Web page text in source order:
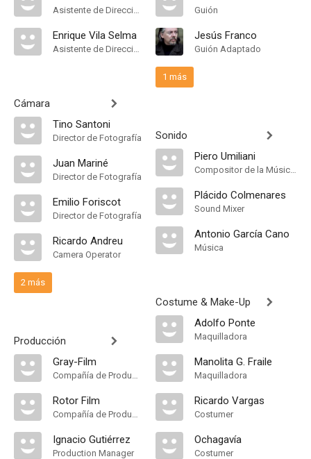
Asistente de Dirección
Enrique Vila Selma
Asistente de Dirección
Cámara
Tino Santoni
Director de Fotografía
Juan Mariné
Director de Fotografía
Emilio Foriscot
Director de Fotografía
Ricardo Andreu
Camera Operator
2 más
Producción
Gray-Film
Compañía de Produccion
Rotor Film
Compañía de Produccion
Ignacio Gutiérrez
Production Manager
Guión
Jesús Franco
Guión Adaptado
1 más
Sonido
Piero Umiliani
Compositor de la Música Original
Plácido Colmenares
Sound Mixer
Antonio García Cano
Música
Costume & Make-Up
Adolfo Ponte
Maquilladora
Manolita G. Fraile
Maquilladora
Ricardo Vargas
Costumer
Ochagavía
Costumer